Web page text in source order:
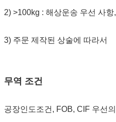
2) >100kg : 해상운송 우선 사항,
3) 주문 제작된 상술에 따라서
무역 조건
공장인도조건, FOB, CIF 우선의